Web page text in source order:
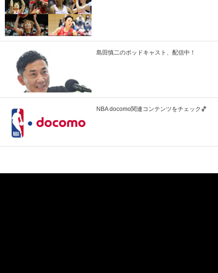
島田慎二のポッドキャスト、配信中！
NBA docomo関連コンテンツをチェック🏀